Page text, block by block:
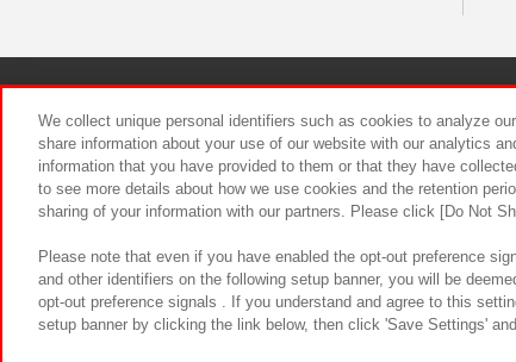
食品の
We collect unique personal identifiers such as cookies to analyze
share information about your use of our website with our analytics
information that you have provided to them or that they have
to see more details about how we use cookies and the retention
sharing of your information with our partners. Please click [Do Not
Please note that even if you have enabled the opt-out preference
and other identifiers on the following setup banner, you will be
opt-out preference signals . If you understand and agree to this
setup banner by clicking the link below, then click 'Save Settings'